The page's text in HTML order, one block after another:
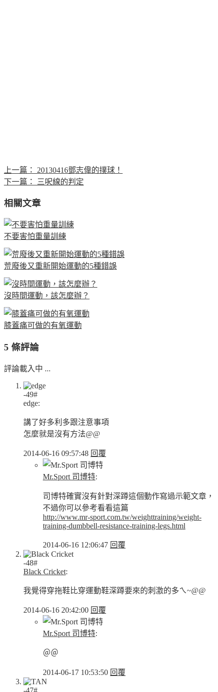
上一篇：
20130416鄧志偉的撲球！
下一篇：
三呎線的判定
相關文章
不要害怕重量訓練
荒廢後又重新開始運動的5種錯誤
沒時間運動，該怎麼辦？
膝蓋痛可做的有氧運動
5 條評論
評論載入中 ...
-49#
edge:
講了好多利多跟注意事項
怎麼就是沒有方法@@
2014-06-16 09:57:48 回覆
Mr.Sport 司博特:
司博特確實沒有針對深蹲這個動作寫過示範文章，
不過你可以參考看看這篇
http://www.mr-sport.com.tw/weighttraining/weight-
training-dumbbell-resistance-training-legs.html
2014-06-16 12:06:47 回覆
-48#
Black Cricket:
我覺得穿拖鞋比穿運動鞋深蹲要來的刺激的多ㄟ~@@
2014-06-16 20:42:00 回覆
Mr.Sport 司博特:
＠＠
2014-06-17 10:53:50 回覆
-47#